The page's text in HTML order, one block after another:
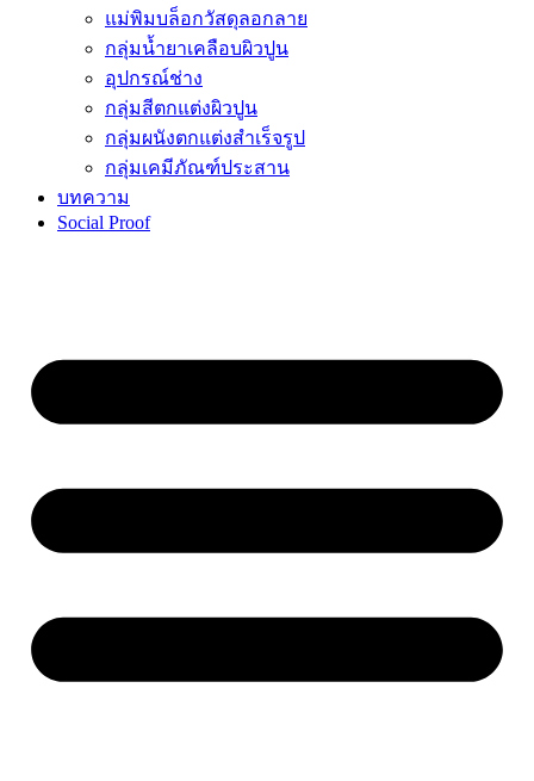
แม่พิมบล็อกวัสดุลอกลาย
กลุ่มน้ำยาเคลือบผิวปูน
อุปกรณ์ช่าง
กลุ่มสีตกแต่งผิวปูน
กลุ่มผนังตกแต่งสำเร็จรูป
กลุ่มเคมีภัณฑ์ประสาน
บทความ
Social Proof